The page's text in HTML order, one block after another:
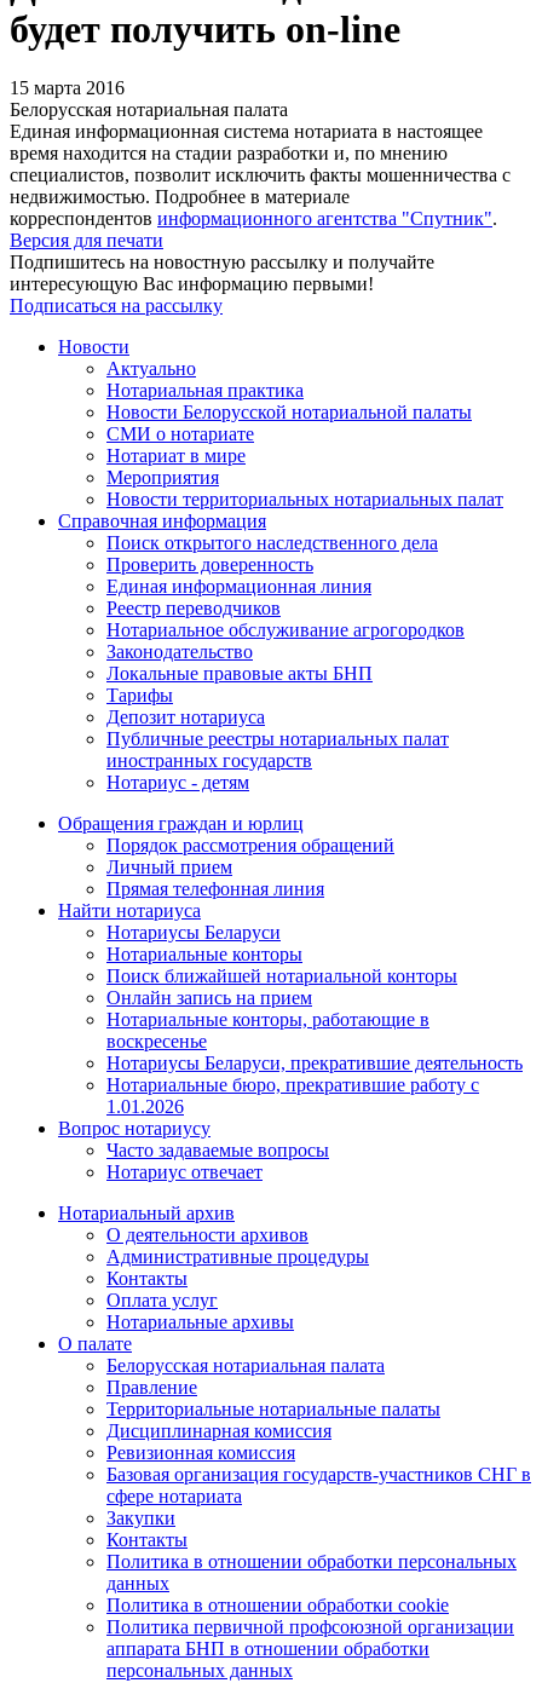
будет получить on-line
15 марта 2016
Белорусская нотариальная палата
Единая информационная система нотариата в настоящее
время находится на стадии разработки и, по мнению
специалистов, позволит исключить факты мошенничества с
недвижимостью. Подробнее в материале
корреспондентов информационного агентства "Спутник".
Версия для печати
Подпишитесь на новостную рассылку и получайте
интересующую Вас информацию первыми!
Подписаться на рассылку
Новости
Актуально
Нотариальная практика
Новости Белорусской нотариальной палаты
СМИ о нотариате
Нотариат в мире
Мероприятия
Новости территориальных нотариальных палат
Справочная информация
Поиск открытого наследственного дела
Проверить доверенность
Единая информационная линия
Реестр переводчиков
Нотариальное обслуживание агрогородков
Законодательство
Локальные правовые акты БНП
Тарифы
Депозит нотариуса
Публичные реестры нотариальных палат
иностранных государств
Нотариус - детям
Обращения граждан и юрлиц
Порядок рассмотрения обращений
Личный прием
Прямая телефонная линия
Найти нотариуса
Нотариусы Беларуси
Нотариальные конторы
Поиск ближайшей нотариальной конторы
Онлайн запись на прием
Нотариальные конторы, работающие в
воскресенье
Нотариусы Беларуси, прекратившие деятельность
Нотариальные бюро, прекратившие работу с
1.01.2026
Вопрос нотариусу
Часто задаваемые вопросы
Нотариус отвечает
Нотариальный архив
О деятельности архивов
Административные процедуры
Контакты
Оплата услуг
Нотариальные архивы
О палате
Белорусская нотариальная палата
Правление
Территориальные нотариальные палаты
Дисциплинарная комиссия
Ревизионная комиссия
Базовая организация государств-участников СНГ в
сфере нотариата
Закупки
Контакты
Политика в отношении обработки персональных
данных
Политика в отношении обработки cookie
Политика первичной профсоюзной организации
аппарата БНП в отношении обработки
персональных данных